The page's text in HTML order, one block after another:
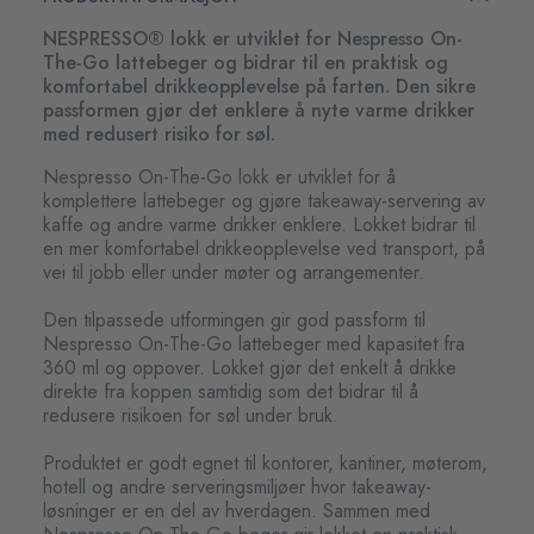
NESPRESSO® lokk er utviklet for Nespresso On-
The-Go lattebeger og bidrar til en praktisk og
komfortabel drikkeopplevelse på farten. Den sikre
passformen gjør det enklere å nyte varme drikker
med redusert risiko for søl.
Nespresso On-The-Go lokk er utviklet for å
komplettere lattebeger og gjøre takeaway-servering av
kaffe og andre varme drikker enklere. Lokket bidrar til
en mer komfortabel drikkeopplevelse ved transport, på
vei til jobb eller under møter og arrangementer.
Den tilpassede utformingen gir god passform til
Nespresso On-The-Go lattebeger med kapasitet fra
360 ml og oppover. Lokket gjør det enkelt å drikke
direkte fra koppen samtidig som det bidrar til å
redusere risikoen for søl under bruk.
Produktet er godt egnet til kontorer, kantiner, møterom,
hotell og andre serveringsmiljøer hvor takeaway-
løsninger er en del av hverdagen. Sammen med